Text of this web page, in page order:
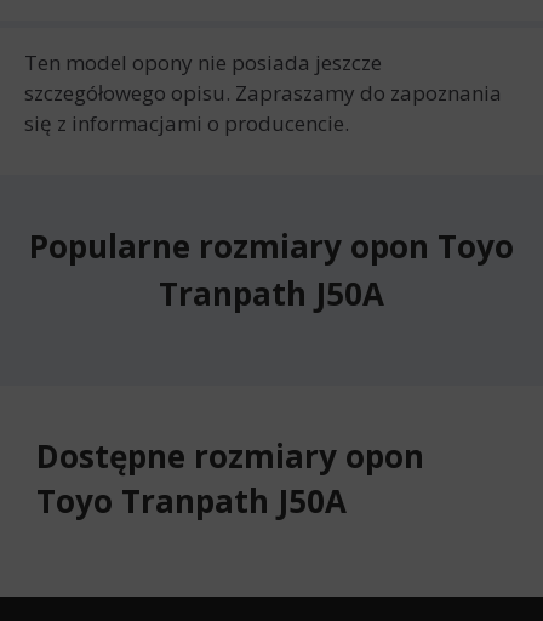
Ten model opony nie posiada jeszcze
szczegółowego opisu. Zapraszamy do zapoznania
się z informacjami o producencie.
Popularne rozmiary opon Toyo
Tranpath J50A
Dostępne rozmiary opon
Toyo Tranpath J50A